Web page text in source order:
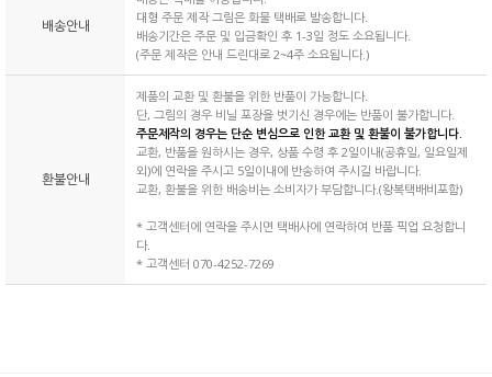
배송안내
대형 주문 제작 그림은 화물 택배로 발송합니다.
배송기간은 주문 및 입금확인 후 1-3일 정도 소요됩니다.
(주문 제작은 안내 드린대로 2~4주 소요됩니다.)
환불안내
제품의 교환 및 환불을 위한 반품이 가능합니다.
단, 그림의 경우 비닐 포장을 벗기신 경우에는 반품이 불가합니다.
주문제작의 경우는 단순 변심으로 인한 교환 및 환불이 불가합니다.
교환, 반품을 원하시는 경우, 상품 수령 후 2일이내(공휴일, 일요일제
외)에 연락을 주시고 5일이내에 반송하여 주시길 바랍니다.
교환, 환불을 위한 배송비는 소비자가 부담합니다.(왕복택배비포함)
* 고객센터에 연락을 주시면 택배사에 연락하여 반품 픽업 요청합니
다.
* 고객센터 070-4252-7269